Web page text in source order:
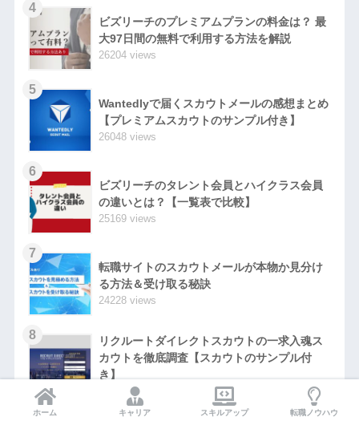
4
ビズリーチのプレミアムプランの料金は？ 最
大97日間の無料で利用する方法を解説
26204 views
5
Wantedlyで届くスカウトメールの感想まとめ
【プレミアムスカウトのサンプル付き】
26048 views
6
ビズリーチのタレント会員とハイクラス会員
の違いとは？【一覧表で比較】
25169 views
7
転職サイトのスカウトメールが本物か見分け
る方法＆受け取る秘訣
24228 views
8
リクルートダイレクトスカウトの一求入魂ス
カウトを徹底調査【スカウトのサンプル付
き】
12872 views
9ホーム キャリア スキルアップ 転職ノウハウ